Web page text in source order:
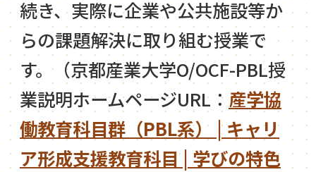
続き、実際に企業や公共施設等か
らの課題解決に取り組む授業で
す。（京都産業大学O/OCF-PBL授
業説明ホームページURL： 産学協
働教育科目群（PBL系） | キャリ
ア形成支援教育科目 | 学びの特色